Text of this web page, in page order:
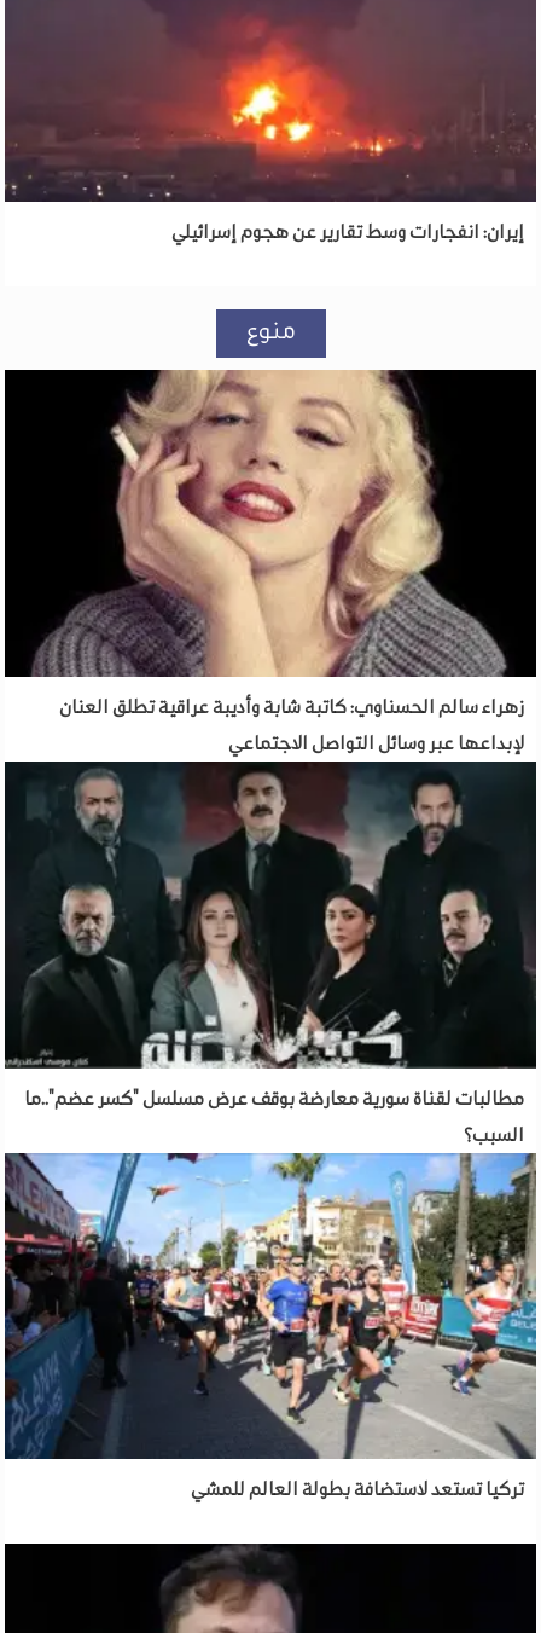
إيران: انفجارات وسط تقارير عن هجوم إسرائيلي
منوع
زهراء سالم الحسناوي: كاتبة شابة وأديبة عراقية تطلق العنان
لإبداعها عبر وسائل التواصل الاجتماعي
مطالبات لقناة سورية معارضة بوقف عرض مسلسل "كسر عضم"..ما
السبب؟
تركيا تستعد لاستضافة بطولة العالم للمشي